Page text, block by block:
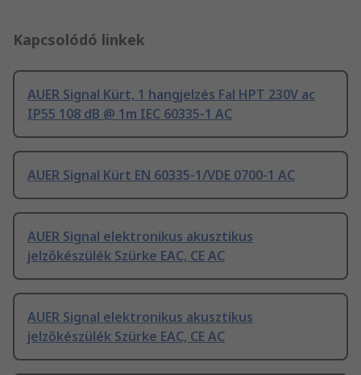
Kapcsolódó linkek
AUER Signal Kürt, 1 hangjelzés Fal HPT 230V ac
IP55 108 dB @ 1m IEC 60335-1 AC
AUER Signal Kürt EN 60335-1/VDE 0700-1 AC
AUER Signal elektronikus akusztikus
jelzőkészülék Szürke EAC, CE AC
AUER Signal elektronikus akusztikus
jelzőkészülék Szürke EAC, CE AC